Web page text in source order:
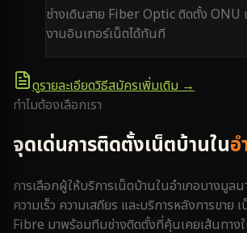
ช่างเดินสาย Fiber Optic ติดตั้ง ONU
งานอินเทอร์เน็ตได้ทันที
ดูรายละเอียดวิธีสมัครเพิ่มเติม →
ทำไมต้องเลือกเรา
จุดเด่นการติดตั้งเน็ตบ้านในอ
การเลือกผู้ให้บริการเน็ตบ้านในอำเภอบางมูลน
ความเร็ว ความเสถียร และบริการหลังการขาย
Fibre มาพร้อมทีมช่างติดตั้งที่คุ้นเคยเส้นทาง